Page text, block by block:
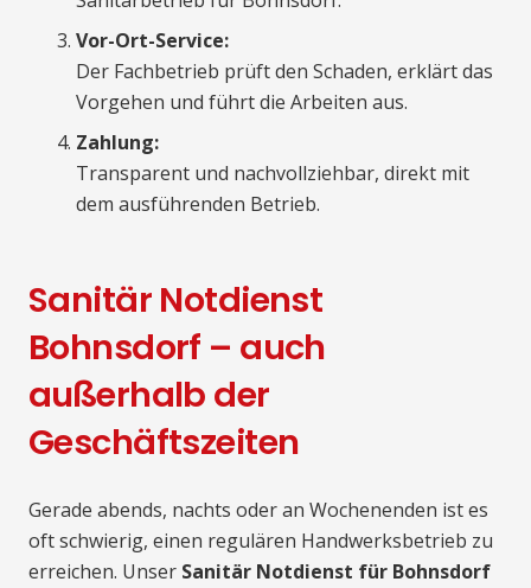
Vor-Ort-Service:
Der Fachbetrieb prüft den Schaden, erklärt das
Vorgehen und führt die Arbeiten aus.
Zahlung:
Transparent und nachvollziehbar, direkt mit
dem ausführenden Betrieb.
Sanitär Notdienst
Bohnsdorf – auch
außerhalb der
Geschäftszeiten
Gerade abends, nachts oder an Wochenenden ist es
oft schwierig, einen regulären Handwerksbetrieb zu
erreichen. Unser Sanitär Notdienst für Bohnsdorf